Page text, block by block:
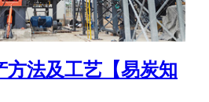
方法及工艺【易炭知